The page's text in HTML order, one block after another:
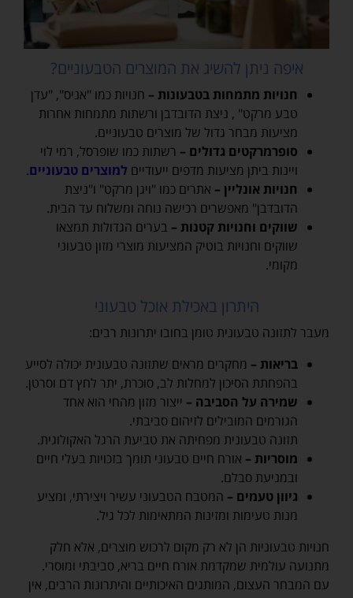
איפה ניתן להשיג את המוצרים הטבעוניים?
חנויות מתמחות בטבעונות – חנויות כמו "אניס", "עדן
טבע מרקט" , ניצת הדובדבן ורשתות מתמחות אחרות
מציעות מבחר גדול של מוצרים טבעוניים.
סופרמרקטים גדולים – רשתות כמו שופרסל, רמי לוי
ויינות ביתן מציעות מדפים ייעודיים למוצרים טבעוניים.
חנויות אונליין – אתרים כמו "ויגן מרקט" ו"ניצת
הדובדבן" מאפשרים רכישה נוחה ומשלוח עד הבית.
שווקים וחנויות קטנות – בערים הגדולות תמצאו
שווקים וחנויות בוטיק המציעות מוצרי מזון טבעוני
מקומי.
היתרון באכילת אוכל טבעוני
מעבר לתזונה טבעונית טומן בחובו יתרונות רבים:
בריאות – מחקרים מראים שתזונה טבעונית יכולה לסייע
בהפחתת הסיכון למחלות לב, סוכרת, יתר לחץ דם וסרטן.
שמירה על הסביבה – ייצור מזון מהחי הוא אחד
הגורמים המובילים לזיהום סביבתי.
תזונה טבעונית מפחיתה את טביעת הרגל האקולוגית.
מוסריות – אורח חיים טבעוני תומך בזכויות בעלי חיים
ובמניעת סבלם.
גיוון טעמים – המטבח הטבעוני עשיר ויצירתי, ומציע
מנות טעימות ומזינות המתאימות לכל גיל.
חנויות טבעוניות הן לא רק מקום לרכוש מוצרים, אלא חלק
מתנועה עולמית שמקדמת אורח חיים בריא, סביבתי ומוסרי.
עם המבחר העצום, המותגים האיכותיים והיתרונות הרבים, אין